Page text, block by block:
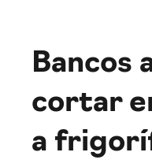
Bancos
cortar
a